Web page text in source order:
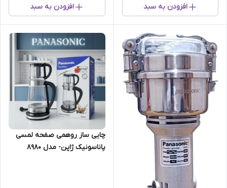
افزودن به سبد افزودن به سبد
چایی ساز روهمی صفحه لمسی
پاناسونیک ژاپن- مدل 8980